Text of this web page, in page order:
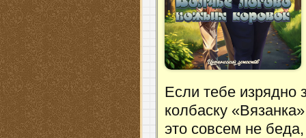
Если тебе изрядно
колбаску
это совсем не